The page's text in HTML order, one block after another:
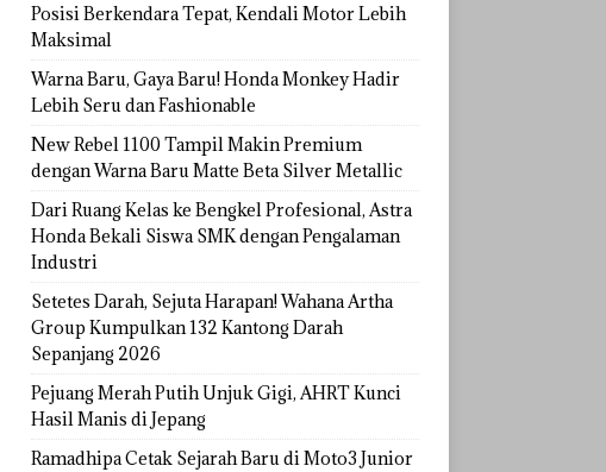
Posisi Berkendara Tepat, Kendali Motor Lebih
Maksimal
Warna Baru, Gaya Baru! Honda Monkey Hadir
Lebih Seru dan Fashionable
New Rebel 1100 Tampil Makin Premium
dengan Warna Baru Matte Beta Silver Metallic
Dari Ruang Kelas ke Bengkel Profesional, Astra
Honda Bekali Siswa SMK dengan Pengalaman
Industri
Setetes Darah, Sejuta Harapan! Wahana Artha
Group Kumpulkan 132 Kantong Darah
Sepanjang 2026
Pejuang Merah Putih Unjuk Gigi, AHRT Kunci
Hasil Manis di Jepang
Ramadhipa Cetak Sejarah Baru di Moto3 Junior